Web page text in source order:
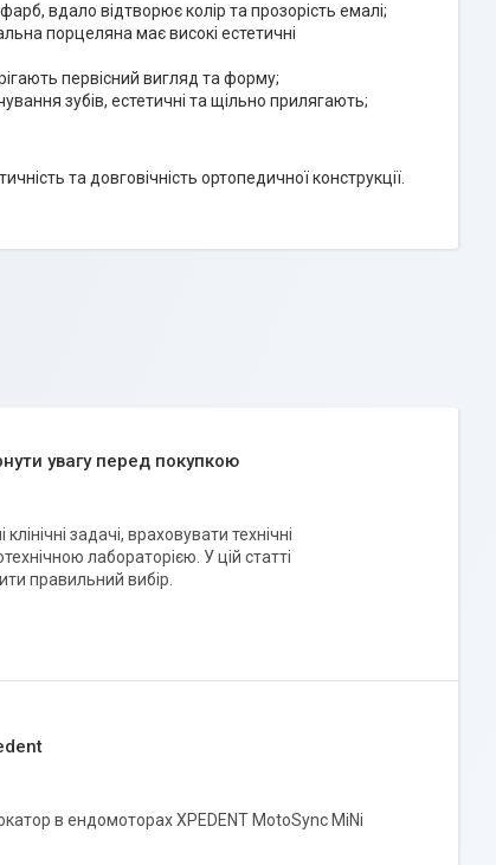
вдало відтворює колір та прозорість емалі;
порцеляна має високі естетичні
первісний вигляд та форму;
зубів, естетичні та щільно прилягають;
та довговічність ортопедичної конструкції.
увагу перед покупкою
задачі, враховувати технічні
лабораторією. У цій статті
правильний вибір.
в ендомоторах XPEDENT MotoSync MiNi